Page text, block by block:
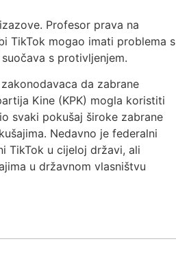
Profesor prava na
TikTok mogao imati problema s
s protivljenjem.
da zabrane
Kine (KPK) mogla koristiti
svaki pokušaj široke zabrane
Nedavno je federalni
TikTok u cijeloj državi, ali
u državnom vlasništvu